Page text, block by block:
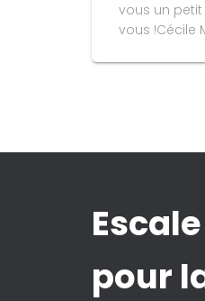
vous un
vous !Cécile
pour